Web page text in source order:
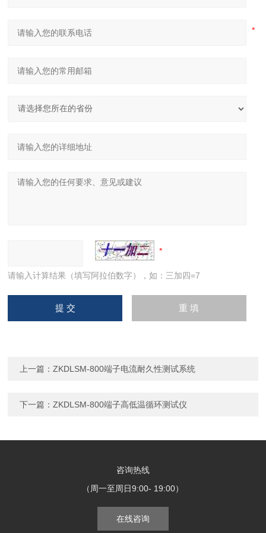
请输入计算结果（填写阿拉伯数字），如：三加四=7
上一篇：ZKDLSM-800端子电流耐久性测试系统
下一篇：ZKDLSM-800端子高低温循环测试仪
咨询热线
（周一至周日9:00- 19:00）
在线咨询